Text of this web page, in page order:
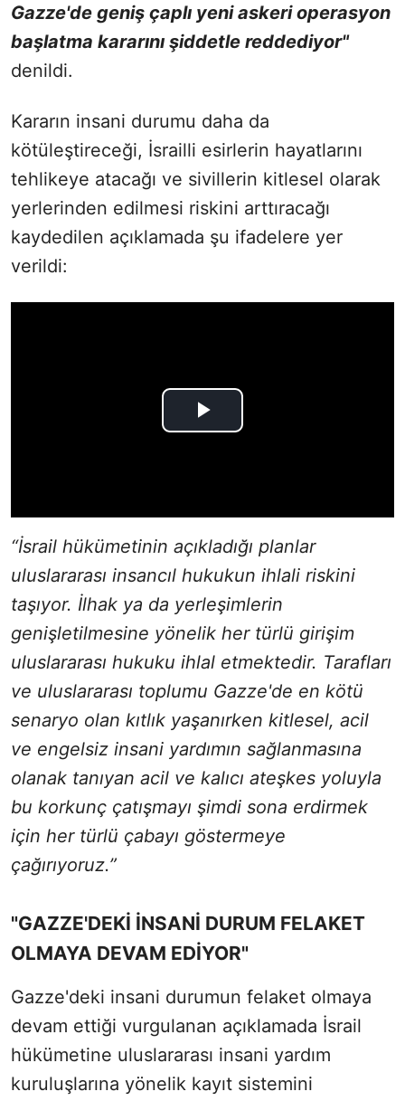
Gazze'de geniş çaplı yeni askeri operasyon
başlatma kararını şiddetle reddediyor"
denildi.
Kararın insani durumu daha da
kötüleştireceği, İsrailli esirlerin hayatlarını
tehlikeye atacağı ve sivillerin kitlesel olarak
yerlerinden edilmesi riskini arttıracağı
kaydedilen açıklamada şu ifadelere yer
verildi:
“İsrail hükümetinin açıkladığı planlar
uluslararası insancıl hukukun ihlali riskini
taşıyor. İlhak ya da yerleşimlerin
genişletilmesine yönelik her türlü girişim
uluslararası hukuku ihlal etmektedir. Tarafları
ve uluslararası toplumu Gazze'de en kötü
senaryo olan kıtlık yaşanırken kitlesel, acil
ve engelsiz insani yardımın sağlanmasına
olanak tanıyan acil ve kalıcı ateşkes yoluyla
bu korkunç çatışmayı şimdi sona erdirmek
için her türlü çabayı göstermeye
çağırıyoruz.”
"GAZZE'DEKİ İNSANİ DURUM FELAKET
OLMAYA DEVAM EDİYOR"
Gazze'deki insani durumun felaket olmaya
devam ettiği vurgulanan açıklamada İsrail
hükümetine uluslararası insani yardım
kuruluşlarına yönelik kayıt sistemini